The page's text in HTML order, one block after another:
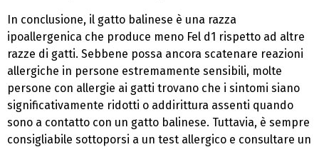
In conclusione, il gatto balinese è una razza
ipoallergenica che produce meno Fel d1 rispetto ad altre
razze di gatti. Sebbene possa ancora scatenare reazioni
allergiche in persone estremamente sensibili, molte
persone con allergie ai gatti trovano che i sintomi siano
significativamente ridotti o addirittura assenti quando
sono a contatto con un gatto balinese. Tuttavia, è sempre
consigliabile sottoporsi a un test allergico e consultare un